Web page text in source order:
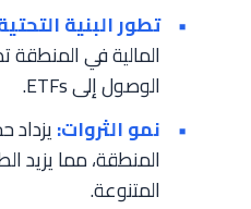
تطور البنية
المالية في
الوصول إلى ETFs.
نمو الثروات:يزداد
المنطقة، مما يزيد
المتنوعة.